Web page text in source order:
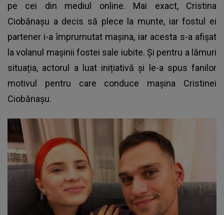
pe cei din mediul online. Mai exact, Cristina
Ciobănașu a decis să plece la munte, iar fostul ei
partener i-a împrumutat mașina, iar acesta s-a afișat
la volanul mașinii fostei sale iubite. Și pentru a lămuri
situația, actorul a luat inițiativă și le-a spus fanilor
motivul pentru care conduce mașina Cristinei
Ciobănașu.